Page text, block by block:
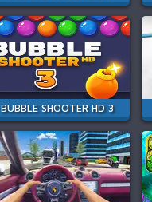
BUBBLE SHOOTER HD 3